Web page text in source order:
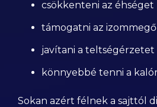
csökkenteni az éhséget
támogatni az
javítani a teltségérzetet
könnyebbé tenni a
Sokan azért félnek a sajttól